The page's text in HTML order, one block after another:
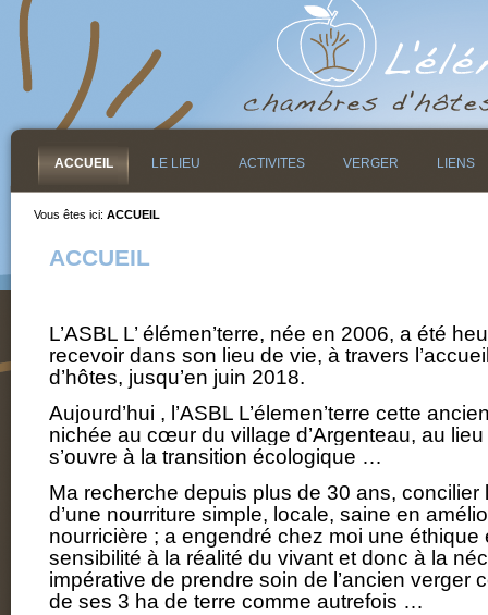
ACCUEIL LE LIEU ACTIVITES VERGER LIENS
Vous êtes ici: ACCUEIL
ACCUEIL
L’ASBL L’ élémen’terre, née en 2006, a été
recevoir dans son lieu de vie, à travers
d’hôtes, jusqu’en juin 2018.
Aujourd’hui , l’ASBL L’élemen’terre cette
nichée au cœur du village d’Argenteau, au
s’ouvre à la transition écologique …
Ma recherche depuis plus de 30 ans, concilier
d’une nourriture simple, locale, saine en
nourricière ; a engendré chez moi une éthique
sensibilité à la réalité du vivant et donc à la
impérative de prendre soin de l’ancien verger
de ses 3 ha de terre comme autrefois …